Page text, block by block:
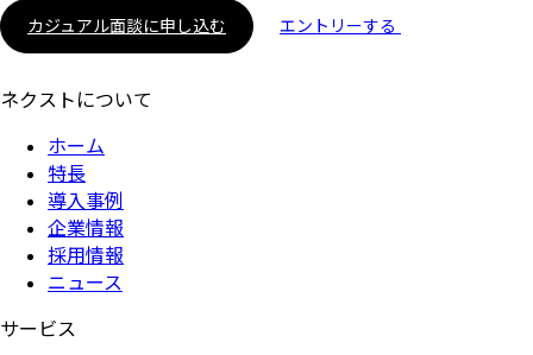
カジュアル面談に申し込む エントリーする
ネクストについて
ホーム
特長
導入事例
企業情報
採用情報
ニュース
サービス